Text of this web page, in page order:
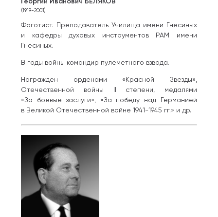
(1919-2001)
Фаготист. Преподаватель Училища имени Гнесиных
и кафедры духовых инструментов РАМ имени
Гнесиных.
В годы войны командир пулеметного взвода.
Награжден орденами «Красной Звезды»,
Отечественной войны II степени, медалями
«За боевые заслуги», «За победу над Германией
в Великой Отечественной войне 1941-1945 гг.» и др.